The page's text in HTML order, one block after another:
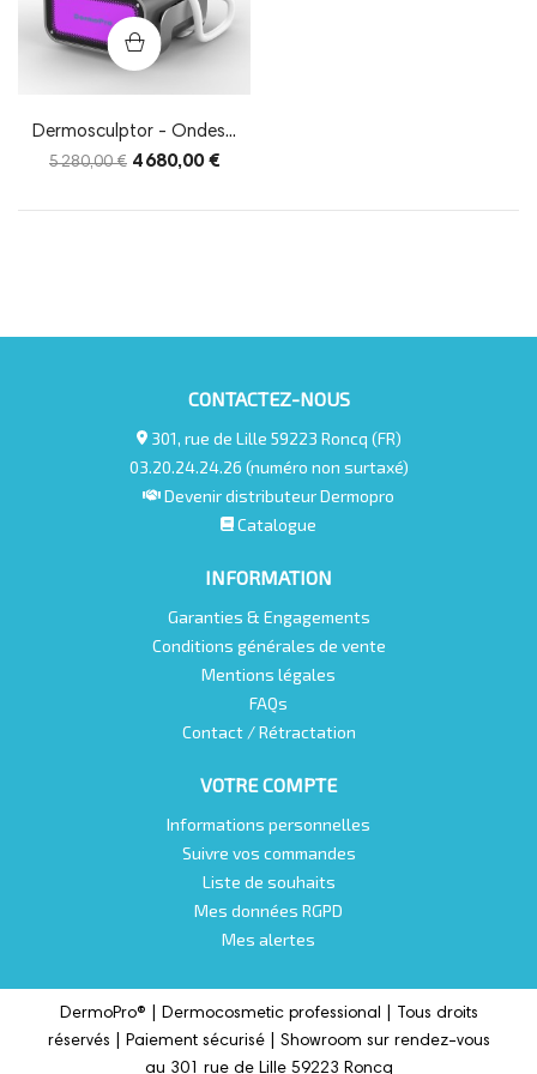
Dermosculptor - Ondes...
5 280,00 € 4 680,00 €
CONTACTEZ-NOUS
301, rue de Lille 59223 Roncq (FR)
03.20.24.24.26 (numéro non surtaxé)
Devenir distributeur Dermopro
Catalogue
INFORMATION
Garanties & Engagements
Conditions générales de vente
Mentions légales
FAQs
Contact / Rétractation
VOTRE COMPTE
Informations personnelles
Suivre vos commandes
Liste de souhaits
Mes données RGPD
Mes alertes
DermoPro® | Dermocosmetic professional |
Tous droits
réservés | Paiement sécurisé | Showroom sur rendez-vous
au 301 rue de Lille 59223 Roncq